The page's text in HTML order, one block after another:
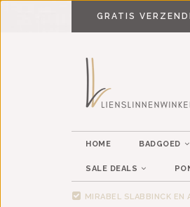
GRATIS
HOME BADGOED
SALE DEALS
MIRABEL SLABBINCK EN